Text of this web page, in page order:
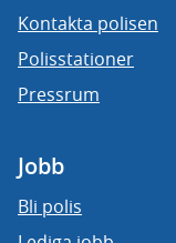
Kontakta polisen
Polisstationer
Pressrum
Jobb
Bli polis